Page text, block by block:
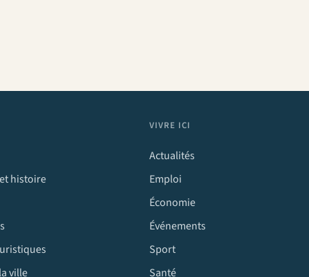
histoire
ville
VIVRE ICI
Actualités
Emploi
Économie
Événements
Sport
Santé